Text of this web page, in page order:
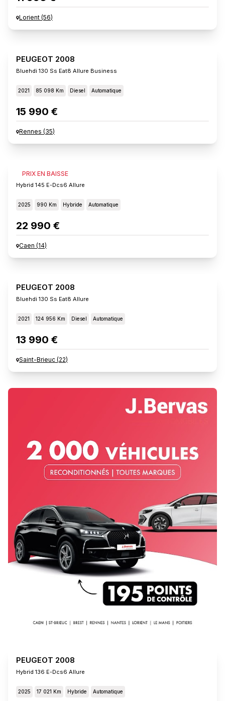
Lorient (56)
PEUGEOT 2008
Bluehdi 130 Ss Eat8 Allure Business
2021 85 098 Km Diesel Automatique
15 990 €
Rennes (35)
PRIX EN BAISSE
PEUGEOT 2008
Hybrid 145 E-Dcs6 Allure
2025 990 Km Hybride Automatique
22 990 €
Caen (14)
PEUGEOT 2008
Bluehdi 130 Ss Eat8 Allure
2021 124 956 Km Diesel Automatique
13 990 €
Saint-Brieuc (22)
PEUGEOT 2008
Hybrid 136 E-Dcs6 Allure
2025 17 021 Km Hybride Automatique